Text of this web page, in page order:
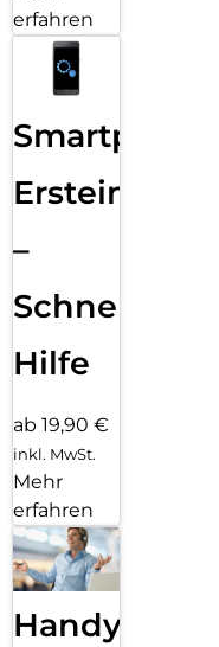
erfahren
Smartphone
–
Schnelle
Hilfe
ab 19,90 €
inkl. MwSt.
Mehr
erfahren
Handy